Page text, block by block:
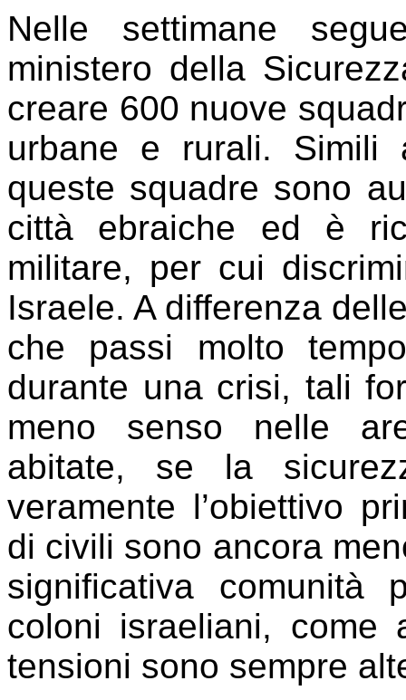
Nelle settimane
ministero della
creare 600 nuove
urbane e rurali. Simili
queste squadre sono
città ebraiche ed è
militare, per cui
Israele. A differenza
che passi molto
durante una crisi, tali
meno senso nelle
abitate, se la
veramente l’obiettivo
di civili sono ancora
significativa comunità
coloni israeliani, come
tensioni sono sempre